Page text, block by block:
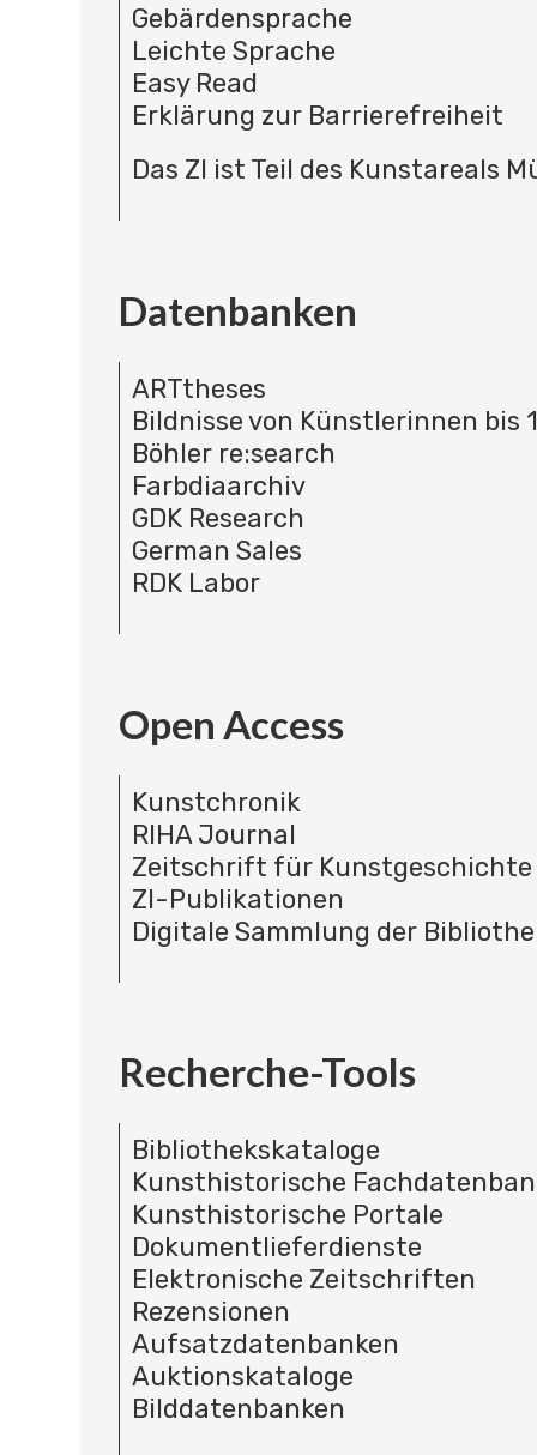
Gebärdensprache
Leichte Sprache
Easy Read
Erklärung zur Barrierefreiheit
Das ZI ist Teil des Kunstareals
Datenbanken
ARTtheses
Bildnisse von Künstlerinnen bis
Böhler re:search
Farbdiaarchiv
GDK Research
German Sales
RDK Labor
Open Access
Kunstchronik
RIHA Journal
Zeitschrift für Kunstgeschichte
ZI-Publikationen
Digitale Sammlung der
Recherche-Tools
Bibliothekskataloge
Kunsthistorische
Kunsthistorische Portale
Dokumentlieferdienste
Elektronische Zeitschriften
Rezensionen
Aufsatzdatenbanken
Auktionskataloge
Bilddatenbanken